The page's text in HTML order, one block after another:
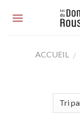
ACCUEIL /